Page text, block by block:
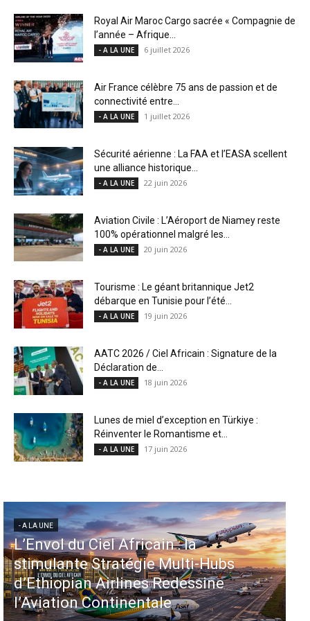
Royal Air Maroc Cargo sacrée « Compagnie de
l’année – Afrique...
- A LA UNE 6 juillet 2026
Air France célèbre 75 ans de passion et de
connectivité entre...
- A LA UNE 1 juillet 2026
Sécurité aérienne : La FAA et l’EASA scellent
une alliance historique...
- A LA UNE 22 juin 2026
Aviation Civile : L’Aéroport de Niamey reste
100% opérationnel malgré les...
- A LA UNE 20 juin 2026
Tourisme : Le géant britannique Jet2
débarque en Tunisie pour l’été...
- A LA UNE 19 juin 2026
AATC 2026 / Ciel Africain : Signature de la
Déclaration de...
- A LA UNE 18 juin 2026
Lunes de miel d’exception en Türkiye :
Réinventer le Romantisme et...
- A LA UNE 17 juin 2026
- A LA UNE
L’Envol du Ciel Africain : la
stimulante Stratégie Multi-Hubs
d’Ethiopian Airlines Redessine
l’Aviation Continentale